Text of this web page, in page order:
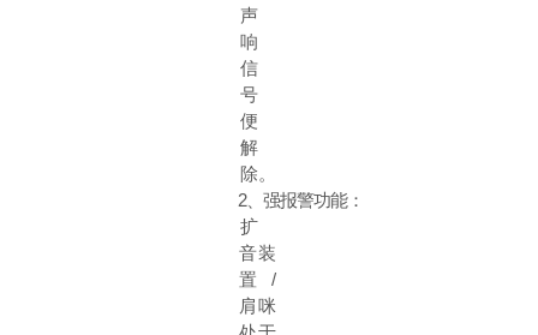
声
响
信
号
便
解
除。
2、强报警功能：
扩
音装
置 /
肩咪